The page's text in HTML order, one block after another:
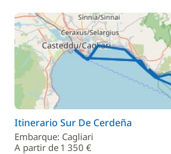
Itinerario Sur De Cerdeña
Embarque: Cagliari
A partir de 1 350 €